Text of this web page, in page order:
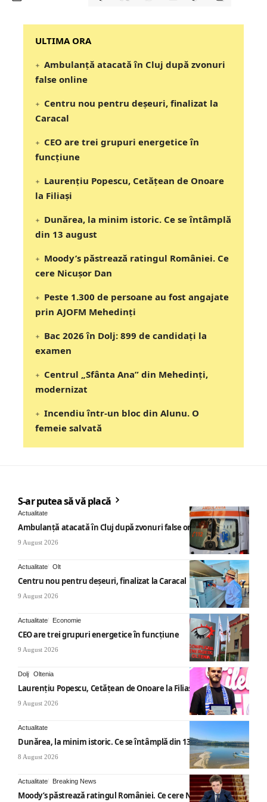
‎‎‎‎‎‎‎ULTIMA ORA
Ambulanță atacată în Cluj după zvonuri
false online
Centru nou pentru deșeuri, finalizat la
Caracal
CEO are trei grupuri energetice în
funcțiune
Laurențiu Popescu, Cetățean de Onoare
la Filiași
Dunărea, la minim istoric. Ce se întâmplă
din 13 august
Moody’s păstrează ratingul României. Ce
cere Nicușor Dan
Peste 1.300 de persoane au fost angajate
prin AJOFM Mehedinți
Bac 2026 în Dolj: 899 de candidați la
examen
Centrul „Sfânta Ana” din Mehedinți,
modernizat
Incendiu într-un bloc din Alunu. O
femeie salvată
S-ar putea să vă placă
Actualitate
Ambulanță atacată în Cluj după zvonuri false online
9 August 2026
Actualitate Olt
Centru nou pentru deșeuri, finalizat la Caracal
9 August 2026
Actualitate Economie
CEO are trei grupuri energetice în funcțiune
9 August 2026
Dolj Oltenia
Laurențiu Popescu, Cetățean de Onoare la Filiași
9 August 2026
Actualitate
Dunărea, la minim istoric. Ce se întâmplă din 13 august
8 August 2026
Actualitate Breaking News
Moody’s păstrează ratingul României. Ce cere Nicușor Dan